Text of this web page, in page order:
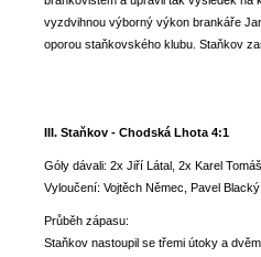
vyzdvihnou výborný výkon brankáře
oporou staňkovského klubu. Staňkov
III. Staňkov - Chodská Lhota 4:1
Góly dávali: 2x Jiří Látal, 2x Karel
Vyloučení: Vojtěch Němec, Pavel
Průběh zápasu:
Staňkov nastoupil se třemi útoky a